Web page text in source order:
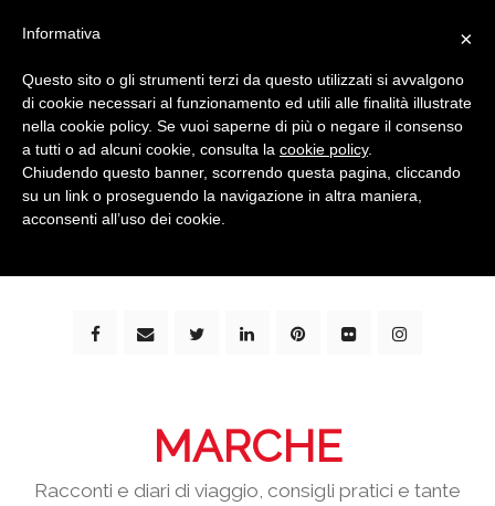
bimbi e viaggi - family travel blog: community #1 in
MARCHE
Racconti e diari di viaggio, consigli pratici e tante
×
Informativa
Questo sito o gli strumenti terzi da questo utilizzati si avvalgono
di cookie necessari al funzionamento ed utili alle finalità illustrate
nella cookie policy. Se vuoi saperne di più o negare il consenso
a tutti o ad alcuni cookie, consulta la cookie policy.
Chiudendo questo banner, scorrendo questa pagina, cliccando
su un link o proseguendo la navigazione in altra maniera,
acconsenti all’uso dei cookie.